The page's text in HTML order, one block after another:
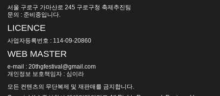
서울 구로구 가마산로 245 구로구청 축제추진팀
문의 : 준비중입니다.
LICENCE
사업자등록번호 : 114-09-20860
WEB MASTER
e-mail : 20thgfestival@gmail.com
개인정보 보호책임자 : 심이라
모든 컨텐츠의 무단복제 및 재판매를 금지합니다.